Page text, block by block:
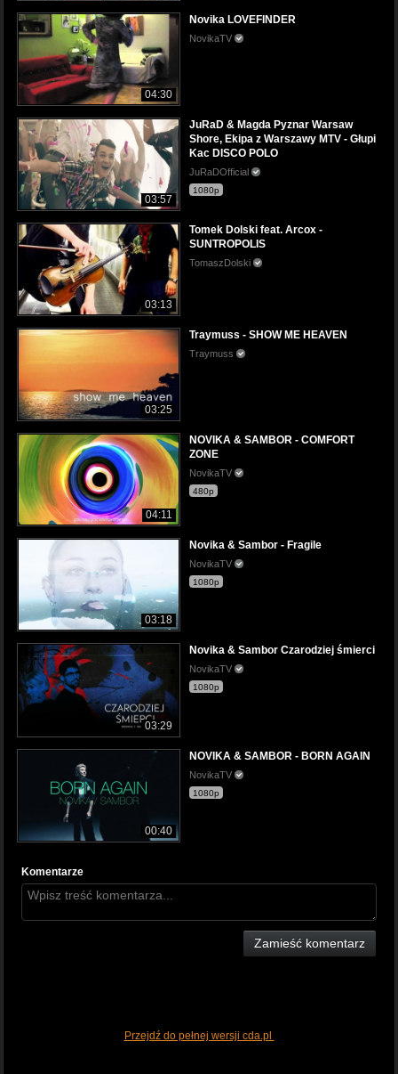
04:30
Novika LOVEFINDER
NovikaTV
03:57
JuRaD & Magda Pyznar Warsaw
Shore, Ekipa z Warszawy MTV - Głupi
Kac DISCO POLO
JuRaDOfficial
1080p
03:13
Tomek Dolski feat. Arcox -
SUNTROPOLIS
TomaszDolski
03:25
Traymuss - SHOW ME HEAVEN
Traymuss
04:11
NOVIKA & SAMBOR - COMFORT
ZONE
NovikaTV
480p
03:18
Novika & Sambor - Fragile
NovikaTV
1080p
03:29
Novika & Sambor Czarodziej śmierci
NovikaTV
1080p
00:40
NOVIKA & SAMBOR - BORN AGAIN
NovikaTV
1080p
Komentarze
Zamieść komentarz
Przejdź do pełnej wersji cda.pl